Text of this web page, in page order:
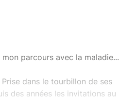
parcours avec la maladie...
dans le tourbillon de ses
des années les invitations au